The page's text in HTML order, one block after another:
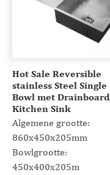
Hot Sale Reversible
stainless Steel Single
Bowl met Drainboard
Kitchen Sink
Algemene grootte:
860x450x205mm
Bowlgrootte:
450x400x205m